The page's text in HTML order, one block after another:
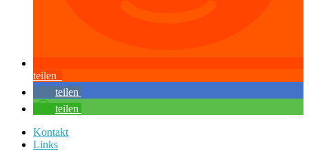
teilen
teilen
teilen
Kontakt
Links